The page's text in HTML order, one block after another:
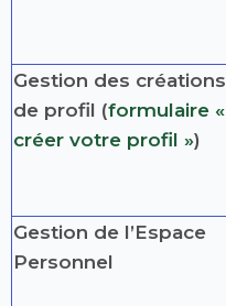
Gestion des créations
de profil (formulaire «
créer votre profil »)
Gestion de l’Espace
Personnel